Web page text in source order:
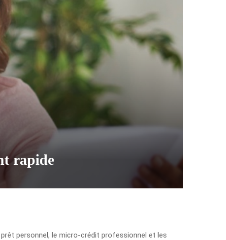
rapide
personnel, le micro-crédit professionnel et les